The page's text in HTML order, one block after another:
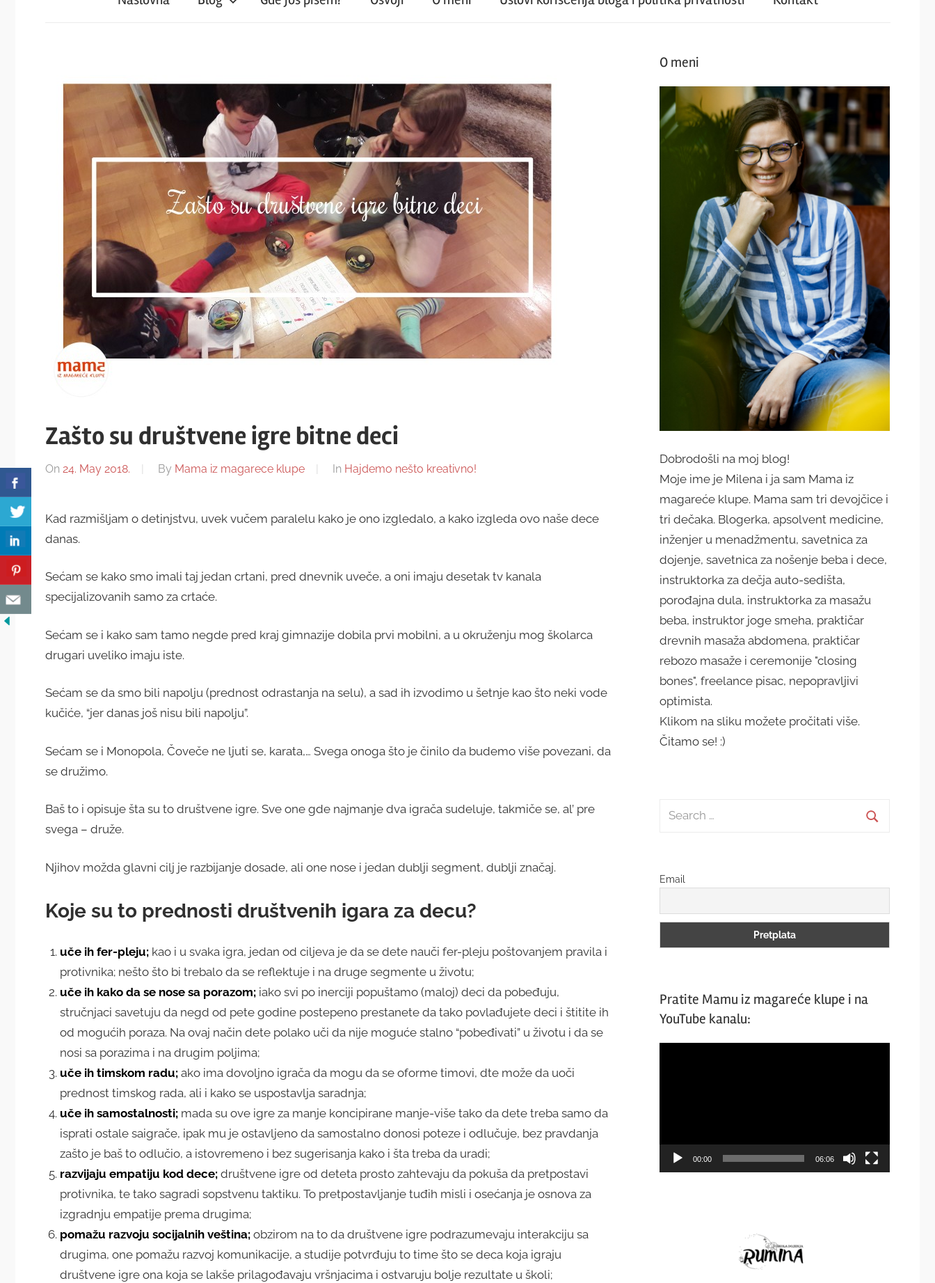
klupe
Zašto su društvene igre bitne deci
On 24. May 2018. By Mama iz magarece klupe In Hajdemo nešto kreativno!
Kad razmišljam o detinjstvu, uvek vučem paralelu kako je ono izgledalo, a kako izgleda ovo naše dece
danas.
Sećam se kako smo imali taj jedan crtani, pred dnevnik uveče, a oni imaju desetak tv kanala
specijalizovanih samo za crtaće.
Sećam se i kako sam tamo negde pred kraj gimnazije dobila prvi mobilni, a u okruženju mog školarca
drugari uveliko imaju iste.
Sećam se da smo bili napolju (prednost odrastanja na selu), a sad ih izvodimo u šetnje kao što neki vode
kučiće, “jer danas još nisu bili napolju”.
Sećam se i Monopola, Čoveče ne ljuti se, karata,… Svega onoga što je činilo da budemo više povezani, da
se družimo.
Baš to i opisuje šta su to društvene igre. Sve one gde najmanje dva igrača sudeluje, takmiče se, al’ pre
svega – druže.
Njihov možda glavni cilj je razbijanje dosade, ali one nose i jedan dublji segment, dublji značaj.
Koje su to prednosti društvenih igara za decu?
uče ih fer-pleju;kao i u svaka igra, jedan od ciljeva je da se dete nauči fer-pleju poštovanjem pravila i
protivnika; nešto što bi trebalo da se reflektuje i na druge segmente u životu;
uče ih kako da se nose sa porazom;iako svi po inerciji popuštamo (maloj) deci da pobeđuju,
stručnjaci savetuju da negd od pete godine postepeno prestanete da tako povlađujete deci i štitite ih
od mogućih poraza. Na ovaj način dete polako uči da nije moguće stalno “pobeđivati” u životu i da se
nosi sa porazima i na drugim poljima;
uče ih timskom radu;ako ima dovoljno igrača da mogu da se oforme timovi, dte može da uoči
prednost timskog rada, ali i kako se uspostavlja saradnja;
uče ih samostalnosti;mada su ove igre za manje koncipirane manje-više tako da dete treba samo da
isprati ostale saigrače, ipak mu je ostavljeno da samostalno donosi poteze i odlučuje, bez pravdanja
zašto je baš to odlučio, a istovremeno i bez sugerisanja kako i šta treba da uradi;
razvijaju empatiju kod dece;društvene igre od deteta prosto zahtevaju da pokuša da pretpostavi
protivnika, te tako sagradi sopstvenu taktiku. To pretpostavljanje tuđih misli i osećanja je osnova za
izgradnju empatije prema drugima;
pomažu razvoju socijalnih veština; obzirom na to da društvene igre podrazumevaju interakciju sa
drugima, one pomažu razvoj komunikacije, a studije potvrđuju to time što se deca koja igraju
društvene igre ona koja se lakše prilagođavaju vršnjacima i ostvaruju bolje rezultate u školi;
O meni
Dobrodošli na moj blog!
Moje ime je Milena i ja sam Mama iz
magareće klupe. Mama sam tri devojčice i
tri dečaka. Blogerka, apsolvent medicine,
inženjer u menadžmentu, savetnica za
dojenje, savetnica za nošenje beba i dece,
instruktorka za dečja auto-sedišta,
porođajna dula, instruktorka za masažu
beba, instruktor joge smeha, praktičar
drevnih masaža abdomena, praktičar
rebozo masaže i ceremonije "closing
bones", freelance pisac, nepopravljivi
optimista.
Klikom na sliku možete pročitati više.
Čitamo se! :)
Search
Email
Pratite Mamu iz magareće klupe i na
YouTube kanalu:
00:00 06:06